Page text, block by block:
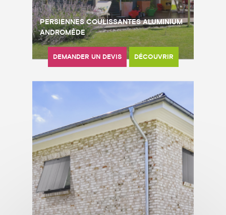
PERSIENNES COULISSANTES ALUMINIUM
ANDROMÈDE
DEMANDER UN DEVIS DÉCOUVRIR